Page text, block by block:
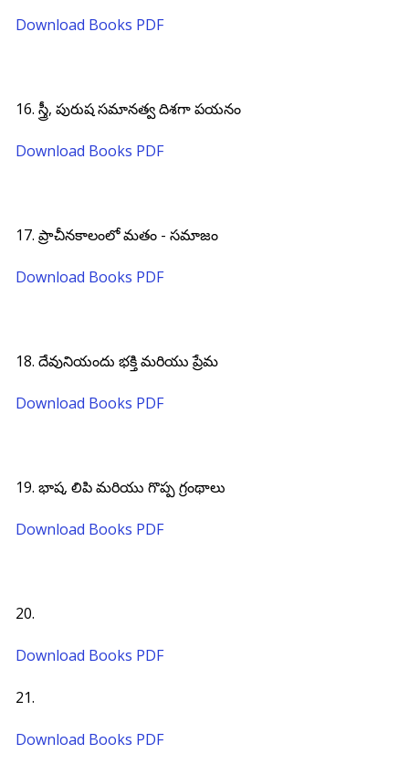
Download Books PDF
16. స్త్రీ, పురుష సమానత్వ దిశగా పయనం
Download Books PDF
17. ప్రాచీనకాలంలో మతం - సమాజం
Download Books PDF
18. దేవునియందు భక్తి మరియు ప్రేమ
Download Books PDF
19. భాష, లిపి మరియు గొప్ప గ్రంథాలు
Download Books PDF
20.
Download Books PDF
21.
Download Books PDF